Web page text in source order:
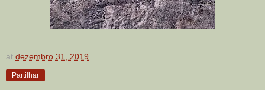
at dezembro 31, 2019
Partilhar